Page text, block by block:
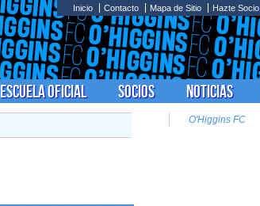
Inicio Contacto Mapa de Sitio Hazte Socio
Escuela Oficial Socios Noticias
O'Higgins FC